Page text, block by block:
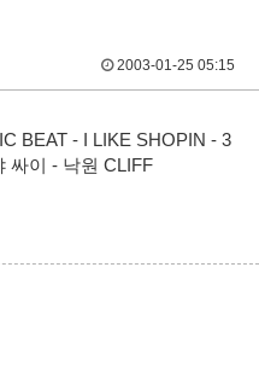
2003-01-25 05:15
BEAT - I LIKE SHOPIN - 3
싸이 - 낙원 CLIFF